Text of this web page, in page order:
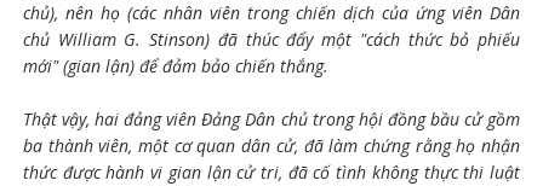
chủ), nên họ (các nhân viên trong chiến dịch của ứng viên Dân
chủ William G. Stinson) đã thúc đẩy một "cách thức bỏ phiếu
mới" (gian lận) để đảm bảo chiến thắng.
Thật vậy, hai đảng viên Đảng Dân chủ trong hội đồng bầu cử gồm
ba thành viên, một cơ quan dân cử, đã làm chứng rằng họ nhận
thức được hành vi gian lận cử tri, đã cố tình không thực thi luật